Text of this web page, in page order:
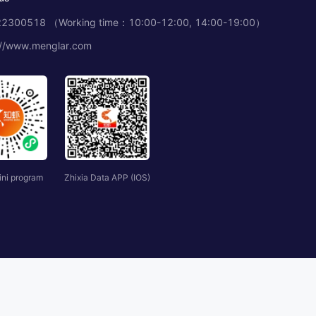
（Working time：10:00-12:00, 14:00-19:00）
www.menglar.com
program Zhixia Data APP (IOS)